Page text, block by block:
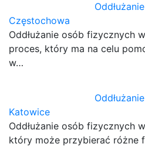
Częstochowa
Oddłużanie osób fizycznych
proces, który ma na celu
w…
Katowice
Oddłużanie osób fizycznych
który może przybierać różne